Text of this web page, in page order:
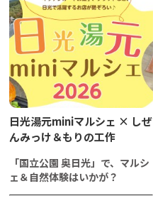
日光湯元miniマルシェ × しぜ
んみっけ＆もりの工作
「国立公園 奥日光」で、マルシ
ェ＆自然体験はいかが？